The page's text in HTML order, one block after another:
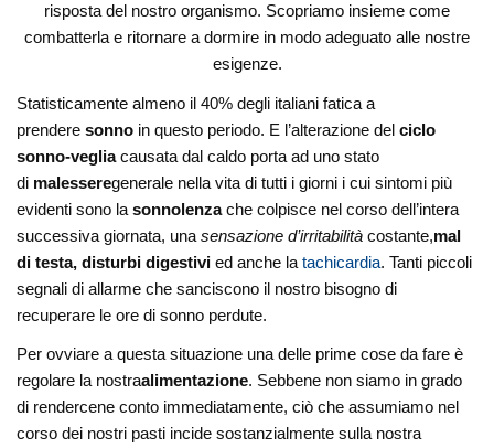
risposta del nostro organismo. Scopriamo insieme come
combatterla e ritornare a dormire in modo adeguato alle nostre
esigenze.
Statisticamente almeno il 40% degli italiani fatica a
prenderesonno in questo periodo. E l’alterazione delciclo
sonno-vegliacausata dal caldo porta ad uno stato
di malesseregenerale nella vita di tutti i giorni i cui sintomi più
evidenti sono lasonnolenzache colpisce nel corso dell’intera
successiva giornata, unasensazione d’irritabilità costante,mal
di testa, disturbi digestivi ed anche latachicardia. Tanti piccoli
segnali di allarme che sanciscono il nostro bisogno di
recuperare le ore di sonno perdute.
Per ovviare a questa situazione una delle prime cose da fare è
regolare la nostraalimentazione. Sebbene non siamo in grado
di rendercene conto immediatamente, ciò che assumiamo nel
corso dei nostri pasti incide sostanzialmente sulla nostra